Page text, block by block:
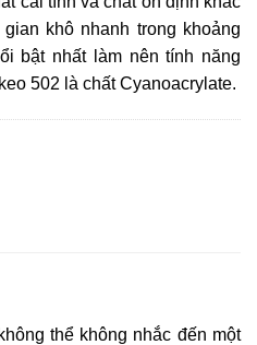
khô nhanh trong khoảng
bật nhất làm nên tính năng
502 là chất Cyanoacrylate.
thể không nhắc đến một